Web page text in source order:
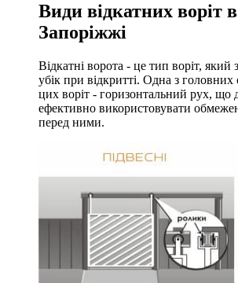
Види відкатних воріт в
Запоріжжі
Відкатні ворота - це тип воріт, який
убік при відкритті. Одна з головних
цих воріт - горизонтальний рух, що
ефективно використовувати
перед ними.